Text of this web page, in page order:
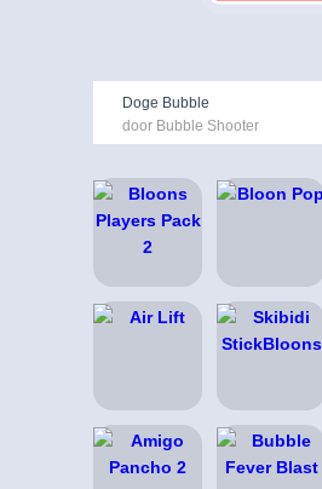
Doge Bubble
door Bubble Shooter